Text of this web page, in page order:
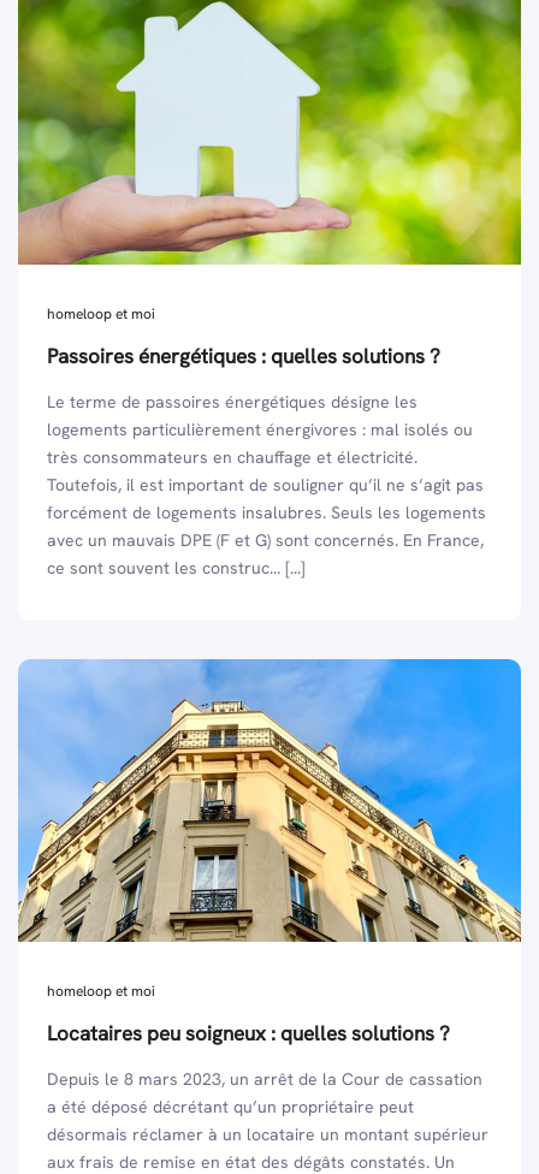
homeloop et moi
Passoires énergétiques : quelles solutions ?
Le terme de passoires énergétiques désigne les
logements particulièrement énergivores : mal isolés ou
très consommateurs en chauffage et électricité.
Toutefois, il est important de souligner qu’il ne s’agit pas
forcément de logements insalubres. Seuls les logements
avec un mauvais DPE (F et G) sont concernés. En France,
ce sont souvent les construc... [...]
homeloop et moi
Locataires peu soigneux : quelles solutions ?
Depuis le 8 mars 2023, un arrêt de la Cour de cassation
a été déposé décrétant qu’un propriétaire peut
désormais réclamer à un locataire un montant supérieur
aux frais de remise en état des dégâts constatés. Un